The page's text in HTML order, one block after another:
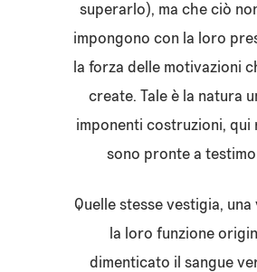
superarlo), ma che ciò
impongono con la loro
la forza delle motivazioni
create. Tale è la natura
imponenti costruzioni,
sono pronte a
Quelle stesse vestigia,
la loro funzione
dimenticato il sangue